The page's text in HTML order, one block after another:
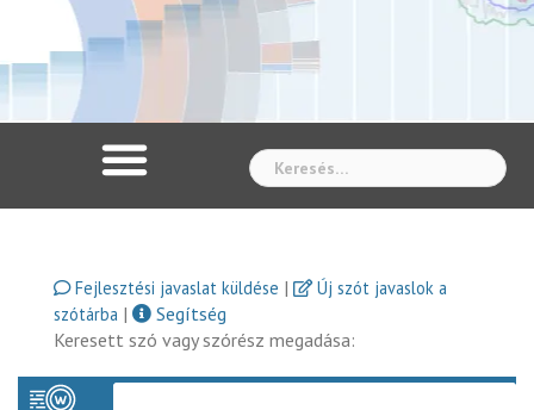
Fejlesztési javaslat küldése |
Új szót javaslok a
szótárba |
Segítség
Keresett szó vagy szórész megadása: